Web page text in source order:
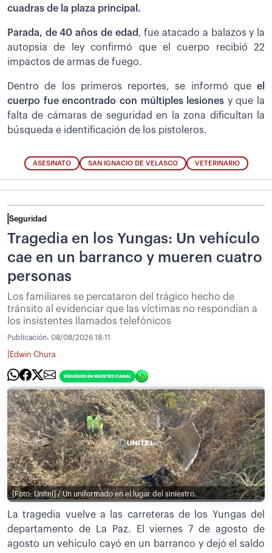
cuadras de la plaza principal.
Parada, de 40 años de edad , fue atacado a balazos y la
autopsia de ley confirmó que el cuerpo recibió 22
impactos de armas de fuego.
Dentro de los primeros reportes, se informó que el
cuerpo fue encontrado con múltiples lesiones y que la
falta de cámaras de seguridad en la zona dificultan la
búsqueda e identificación de los pistoleros.
ASESINATO SAN IGNACIO DE VELASCO VETERINARIO
Seguridad
Tragedia en los Yungas: Un vehículo
cae en un barranco y mueren cuatro
personas
Los familiares se percataron del trágico hecho de
tránsito al evidenciar que las víctimas no respondían a
los insistentes llamados telefónicos
Publicación: 08/08/2026 18:11
Edwin Chura
[Foto: Unitel] / Un uniformado en el lugar del siniestro.
La tragedia vuelve a las carreteras de los Yungas del
departamento de La Paz. El viernes 7 de agosto de
agosto un vehículo cayó en un barranco y dejó el saldo